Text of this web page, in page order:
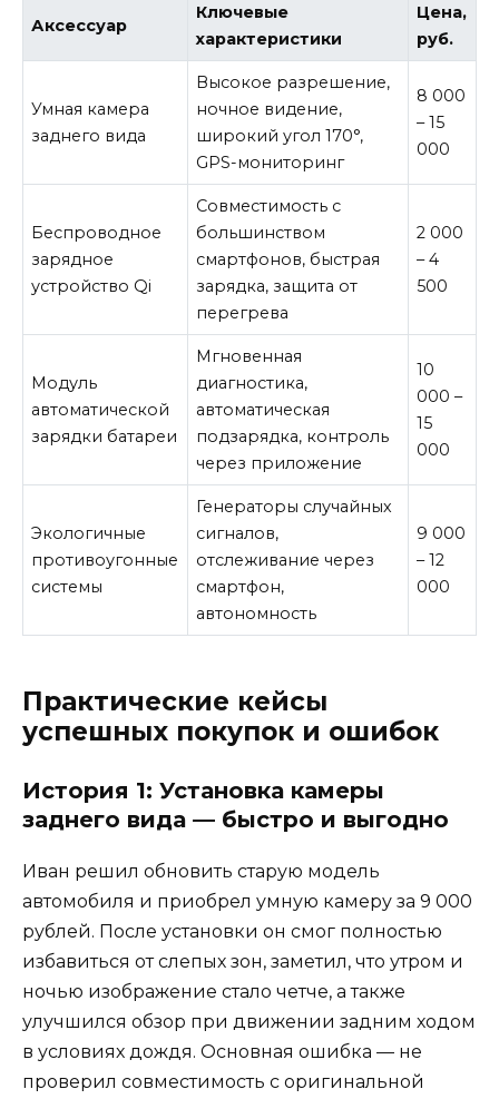
Аксессуар
Ключевые
характеристики
Цена,
руб.
Умная камера
заднего вида
Высокое разрешение,
ночное видение,
широкий угол 170°,
GPS-мониторинг
8 000
– 15
000
Беспроводное
зарядное
устройство Qi
Совместимость с
большинством
смартфонов, быстрая
зарядка, защита от
перегрева
2 000
– 4
500
Модуль
автоматической
зарядки батареи
Мгновенная
диагностика,
автоматическая
подзарядка, контроль
через приложение
10
000 –
15
000
Экологичные
противоугонные
системы
Генераторы случайных
сигналов,
отслеживание через
смартфон,
автономность
9 000
– 12
000
Практические кейсы
успешных покупок и ошибок
История 1: Установка камеры
заднего вида — быстро и выгодно
Иван решил обновить старую модель
автомобиля и приобрел умную камеру за 9 000
рублей. После установки он смог полностью
избавиться от слепых зон, заметил, что утром и
ночью изображение стало четче, а также
улучшился обзор при движении задним ходом
в условиях дождя. Основная ошибка — не
проверил совместимость с оригинальной